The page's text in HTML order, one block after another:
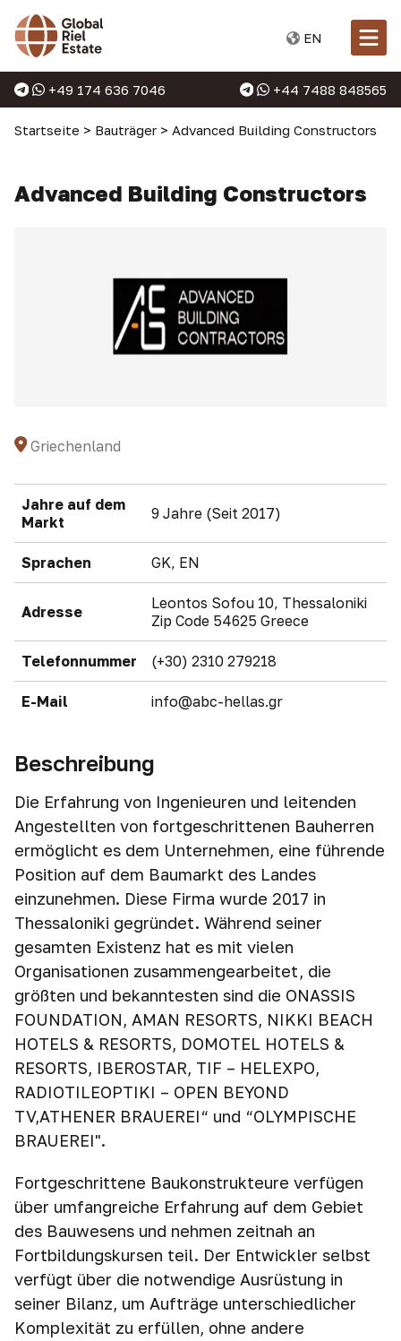
EN
+49 174 636 7046 +44 7488 848565
Startseite > Bauträger > Advanced Building Constructors
Advanced Building Constructors
Griechenland
Jahre auf dem
Markt
9 Jahre (Seit 2017)
Sprachen GK, EN
Adresse
Leontos Sofou 10, Thessaloniki
Zip Code 54625 Greece
Telefonnummer (+30) 2310 279218
E-Mail info@abc-hellas.gr
Beschreibung
Die Erfahrung von Ingenieuren und leitenden
Angestellten von fortgeschrittenen Bauherren
ermöglicht es dem Unternehmen, eine führende
Position auf dem Baumarkt des Landes
einzunehmen. Diese Firma wurde 2017 in
Thessaloniki gegründet. Während seiner
gesamten Existenz hat es mit vielen
Organisationen zusammengearbeitet, die
größten und bekanntesten sind die ONASSIS
FOUNDATION, AMAN RESORTS, NIKKI BEACH
HOTELS & RESORTS, DOMOTEL HOTELS &
RESORTS, IBEROSTAR, TIF – HELEXPO,
RADIOTILEOPTIKI – OPEN BEYOND
TV,ATHENER BRAUEREI“ und “OLYMPISCHE
BRAUEREI".
Fortgeschrittene Baukonstrukteure verfügen
über umfangreiche Erfahrung auf dem Gebiet
des Bauwesens und nehmen zeitnah an
Fortbildungskursen teil. Der Entwickler selbst
verfügt über die notwendige Ausrüstung in
seiner Bilanz, um Aufträge unterschiedlicher
Komplexität zu erfüllen, ohne andere